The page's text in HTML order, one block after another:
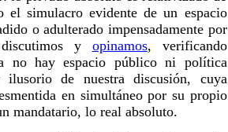
el simulacro evidente de un espacio
o adulterado impensadamente por
y opinamos, verificando
no hay espacio público ni política
ilusorio de nuestra discusión, cuya
en simultáneo por su propio
mandatario, lo real absoluto.